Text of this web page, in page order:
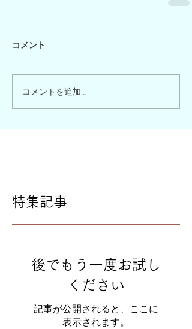
コメント
コメントを追加…
特集記事
後でもう一度お試し
ください
記事が公開されると、ここに
表示されます。